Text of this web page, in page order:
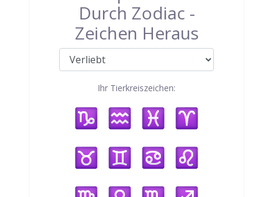
Durch Zodiac -
Zeichen Heraus
Ihr Tierkreiszeichen: